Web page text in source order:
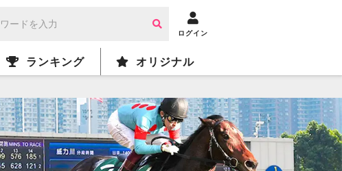
ログイン
ランキング オリジナル